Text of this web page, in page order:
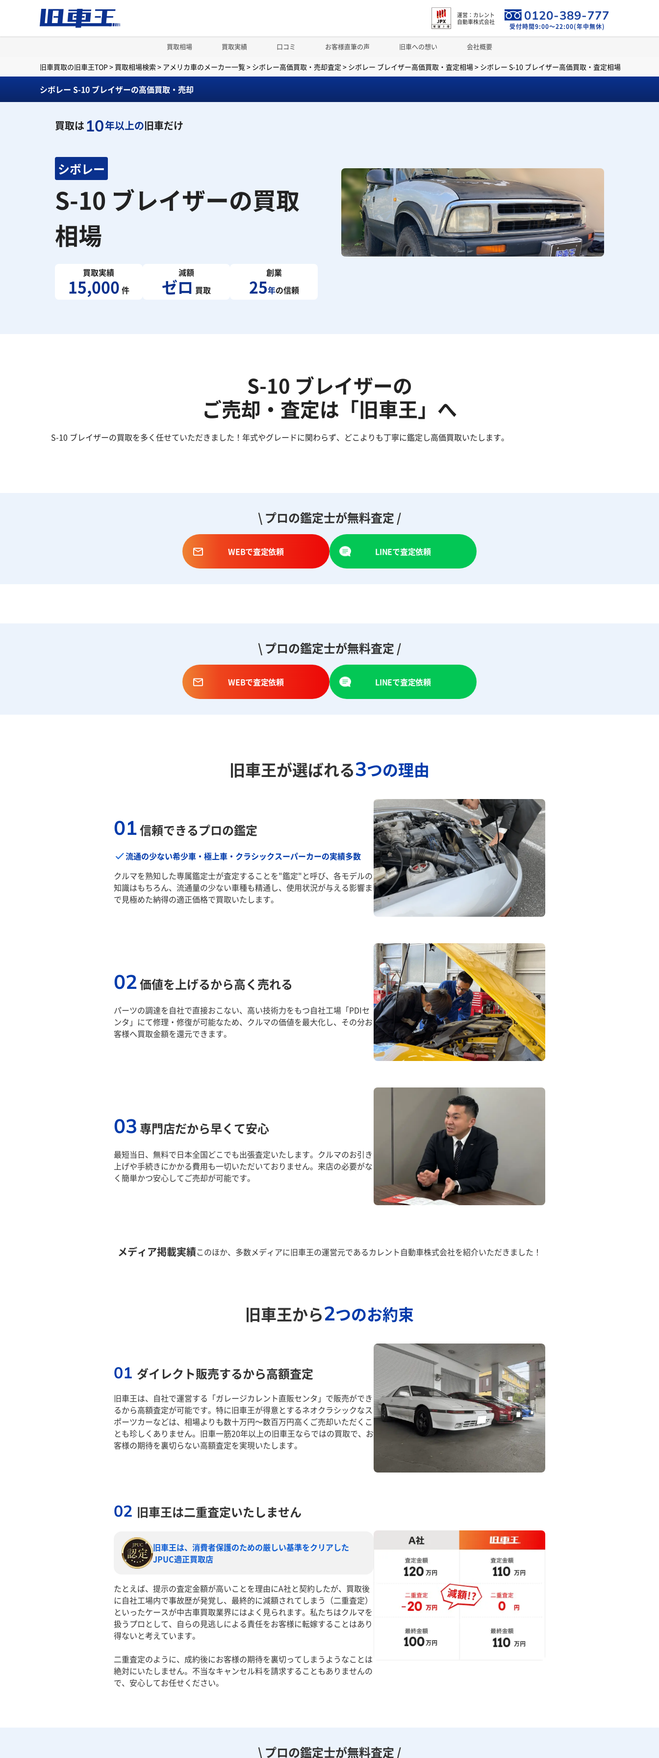
運営：カレント
自動車株式会社
0120-389-777
受付時間9:00～22:00(年中無休)
買取相場 買取実績 口コミ お客様直筆の声 旧車への想い 会社概要
旧車買取の旧車王TOP > 買取相場検索 > アメリカ車のメーカー一覧> シボレー高価買取・売却査定 > シボレー ブレイザー高価買取・査定相場> シボレー S-10 ブレイザー高価買取・査定相場
シボレー S-10 ブレイザーの高価買取・売却
買取は10年以上の旧車だけ
シボレー
S-10 ブレイザーの買取
相場
買取実績
15,000 件
減額
ゼロ 買取
創業
25年の信頼
S-10 ブレイザーの
ご売却・査定は「旧車王」へ
S-10 ブレイザーの買取を多く任せていただきました！年式やグレードに関わらず、どこよりも丁寧に鑑定し高価買取いたします。
\ プロの鑑定士が無料査定 /
WEBで査定依頼 LINEで査定依頼
\ プロの鑑定士が無料査定 /
WEBで査定依頼 LINEで査定依頼
旧車王が選ばれる3つの理由
01信頼できるプロの鑑定
流通の少ない希少車・極上車・クラシックスーパーカーの実績多数
クルマを熟知した専属鑑定士が査定することを"鑑定"と呼び、各モデルの
知識はもちろん、流通量の少ない車種も精通し、使用状況が与える影響ま
で見極めた納得の適正価格で買取いたします。
02価値を上げるから高く売れる
パーツの調達を自社で直接おこない、高い技術力をもつ自社工場「PDIセ
ンタ」にて修理・修復が可能なため、クルマの価値を最大化し、その分お
客様へ買取金額を還元できます。
03 専門店だから早くて安心
最短当日、無料で日本全国どこでも出張査定いたします。クルマのお引き
上げや手続きにかかる費用も一切いただいておりません。来店の必要がな
く簡単かつ安心してご売却が可能です。
メディア掲載実績このほか、多数メディアに旧車王の運営元であるカレント自動車株式会社を紹介いただきました！
旧車王から2つのお約束
01 ダイレクト販売するから高額査定
旧車王は、自社で運営する「ガレージカレント直販センタ」で販売ができ
るから高額査定が可能です。特に旧車王が得意とするネオクラシックなス
ポーツカーなどは、相場よりも数十万円～数百万円高くご売却いただくこ
とも珍しくありません。旧車一筋20年以上の旧車王ならではの買取で、お
客様の期待を裏切らない高額査定を実現いたします。
02 旧車王は二重査定いたしません
旧車王は、消費者保護のための厳しい基準をクリアした
JPUC適正買取店
たとえば、提示の査定金額が高いことを理由にA社と契約したが、買取後
に自社工場内で事故歴が発覚し、最終的に減額されてしまう（二重査定）
といったケースが中古車買取業界にはよく見られます。私たちはクルマを
扱うプロとして、自らの見逃しによる責任をお客様に転嫁することはあり
得ないと考えています。
二重査定のように、成約後にお客様の期待を裏切ってしまうようなことは
絶対にいたしません。不当なキャンセル料を請求することもありませんの
で、安心してお任せください。
\ プロの鑑定士が無料査定 /